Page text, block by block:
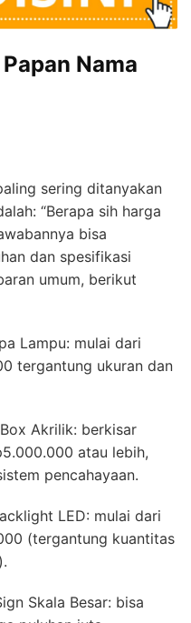
Nama
sering ditanyakan
“Berapa sih harga
bisa
dan spesifikasi
umum, berikut
Lampu: mulai dari
tergantung ukuran dan
Akrilik: berkisar
atau lebih,
pencahayaan.
LED: mulai dari
(tergantung kuantitas
Skala Besar: bisa